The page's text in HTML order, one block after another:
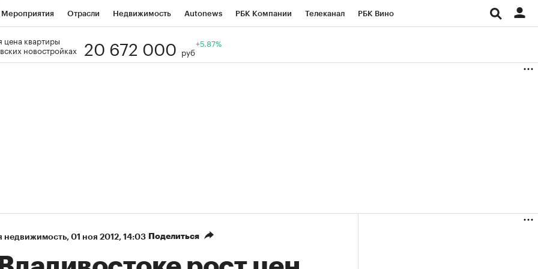
Мероприятия Отрасли Недвижимость Autonews РБК Компании Телеканал РБК Вино
Визионеры
цена квартиры
новостройках
20 672 000 руб
+5.87%
недвижимость⁠, 01 ноя 2012, 14:03 Поделиться